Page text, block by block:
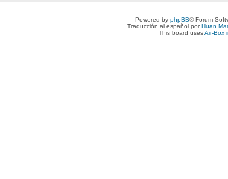
Powered by phpBB® Forum
Traducción al español porHuan
This board usesAir-Box